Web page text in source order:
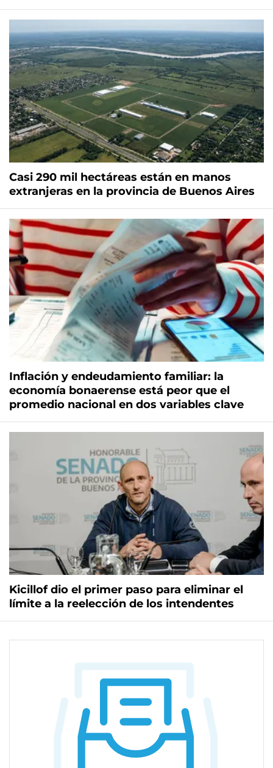
Casi 290 mil hectáreas están en manos
extranjeras en la provincia de Buenos Aires
Inflación y endeudamiento familiar: la
economía bonaerense está peor que el
promedio nacional en dos variables clave
Kicillof dio el primer paso para eliminar el
límite a la reelección de los intendentes